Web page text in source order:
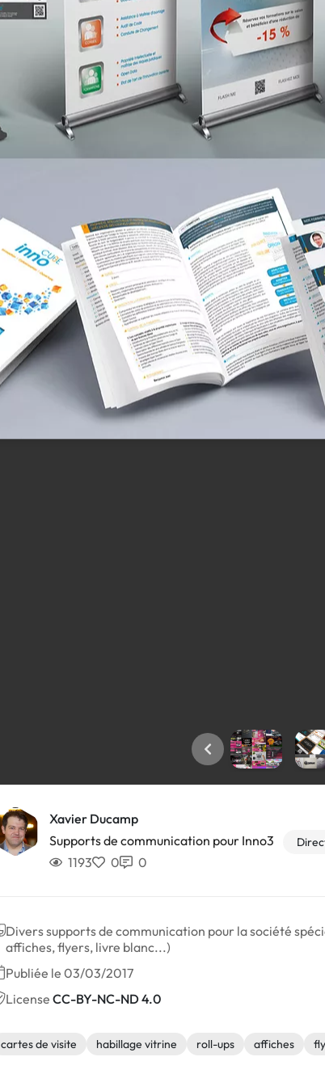
Xavier Ducamp
Supports de communication pour Inno3
1193 0 0
Divers supports de communication pour la société
affiches, flyers, livre blanc...)
Publiée le 03/03/2017
License CC-BY-NC-ND 4.0
cartes de visite habillage vitrine roll-ups affiches